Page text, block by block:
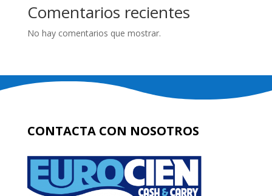
Comentarios recientes
No hay comentarios que mostrar.
CONTACTA CON NOSOTROS